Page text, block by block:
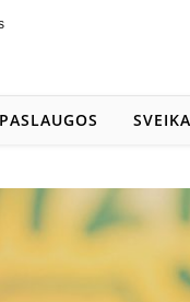
PASLAUGOS